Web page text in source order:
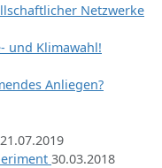
Netzwerke
und Klimawahl!
Anliegen?
21.07.2019
30.03.2018